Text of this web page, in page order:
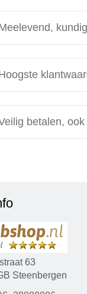
betalen,
63
Steenbergen